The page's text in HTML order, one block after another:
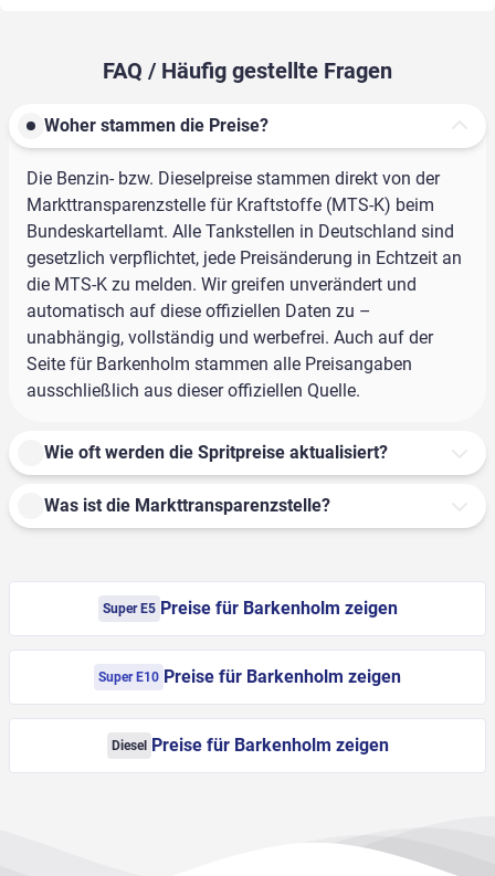
FAQ / Häufig gestellte Fragen
Woher stammen die Preise?
Die Benzin- bzw. Dieselpreise stammen direkt von der
Markttransparenzstelle für Kraftstoffe (MTS-K) beim
Bundeskartellamt. Alle Tankstellen in Deutschland sind
gesetzlich verpflichtet, jede Preisänderung in Echtzeit an
die MTS-K zu melden. Wir greifen unverändert und
automatisch auf diese offiziellen Daten zu –
unabhängig, vollständig und werbefrei. Auch auf der
Seite für Barkenholm stammen alle Preisangaben
ausschließlich aus dieser offiziellen Quelle.
Wie oft werden die Spritpreise aktualisiert?
Was ist die Markttransparenzstelle?
Super E5 Preise für Barkenholm zeigen
Super E10 Preise für Barkenholm zeigen
Diesel Preise für Barkenholm zeigen